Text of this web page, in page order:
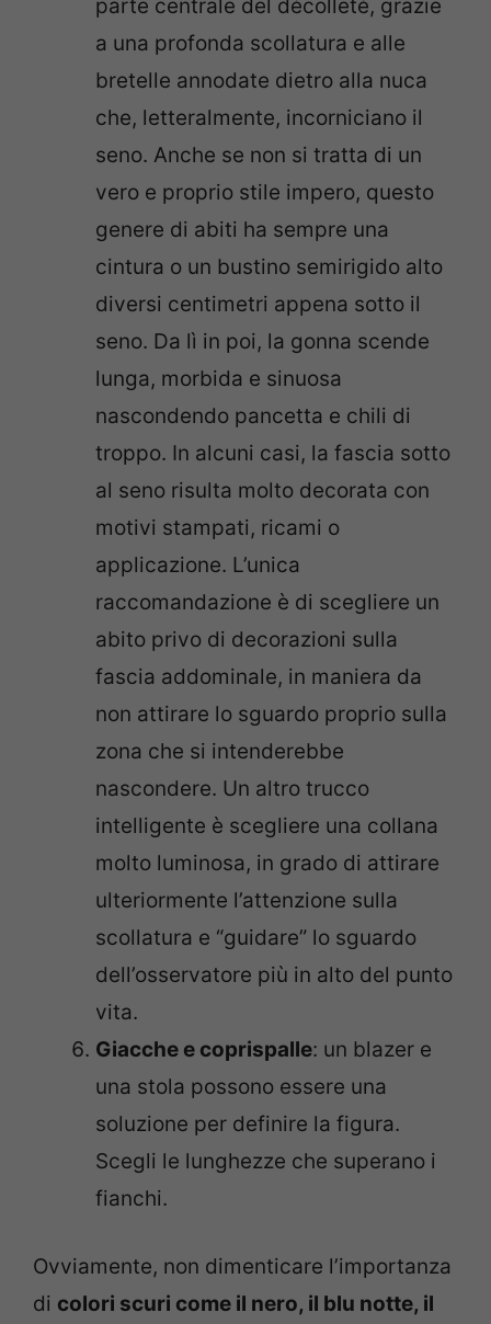
parte centrale del décolleté, grazie
a una profonda scollatura e alle
bretelle annodate dietro alla nuca
che, letteralmente, incorniciano il
seno. Anche se non si tratta di un
vero e proprio stile impero, questo
genere di abiti ha sempre una
cintura o un bustino semirigido alto
diversi centimetri appena sotto il
seno. Da lì in poi, la gonna scende
lunga, morbida e sinuosa
nascondendo pancetta e chili di
troppo. In alcuni casi, la fascia sotto
al seno risulta molto decorata con
motivi stampati, ricami o
applicazione. L’unica
raccomandazione è di scegliere un
abito privo di decorazioni sulla
fascia addominale, in maniera da
non attirare lo sguardo proprio sulla
zona che si intenderebbe
nascondere. Un altro trucco
intelligente è scegliere una collana
molto luminosa, in grado di attirare
ulteriormente l’attenzione sulla
scollatura e “guidare” lo sguardo
dell’osservatore più in alto del punto
vita.
Giacche e coprispalle: un blazer e
una stola possono essere una
soluzione per definire la figura.
Scegli le lunghezze che superano i
fianchi.
Ovviamente, non dimenticare l’importanza
di colori scuri come il nero, il blu notte, il